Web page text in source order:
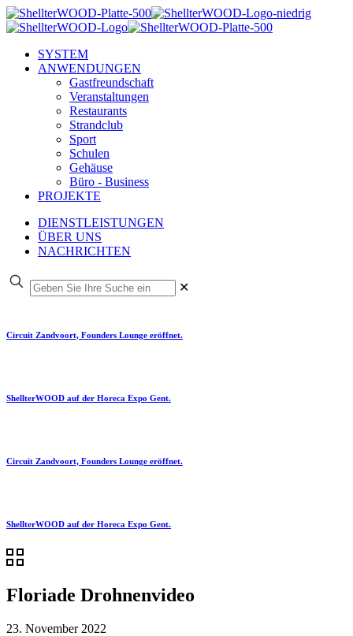
SYSTEM
ANWENDUNGEN
Gastfreundschaft
Veranstaltungen
Restaurants
Strandclub
Sport
Schulen
Gehäuse
Büro - Business
PROJEKTE
DIENSTLEISTUNGEN
ÜBER UNS
NACHRICHTEN
✕
Circuit Zandvoort, Founders Lounge eröffnet.
ShellterWOOD auf der Horeca Expo Gent.
Circuit Zandvoort, Founders Lounge eröffnet.
ShellterWOOD auf der Horeca Expo Gent.
Floriade Drohnenvideo
23. November 2022